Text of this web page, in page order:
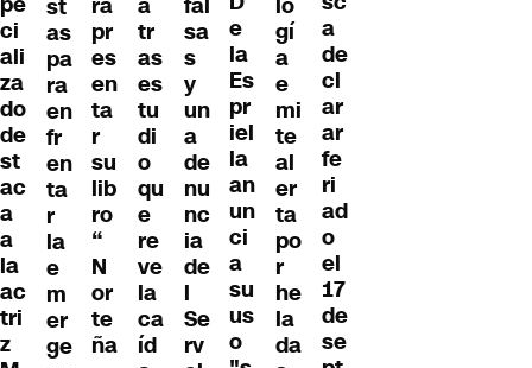
ci
ali
za
do
de
st
ac
a
a
la
ac
tri
z
st
as
pa
ra
en
fr
en
ta
r
la
e
m
er
ge
pr
es
en
ta
r
su
lib
ro
“
N
or
te
ña
tr
as
es
tu
di
o
qu
e
re
ve
la
ca
íd
sa
s
y
un
a
de
nu
nc
ia
de
l
Se
rv
e
la
Es
pr
iel
la
an
un
ci
a
su
us
o
gí
a
e
mi
te
al
er
ta
po
r
he
la
da
a
de
cl
ar
ar
fe
ri
ad
o
el
17
de
se